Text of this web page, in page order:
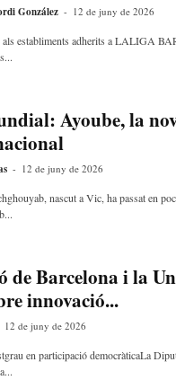
González - 12 de juny de 2026
establiments adherits a LALIGA
Ayoube, la
- 12 de juny de 2026
nascut a Vic, ha passat en
de Barcelona i la
innovació...
12 de juny de 2026
en participació democràticaLa